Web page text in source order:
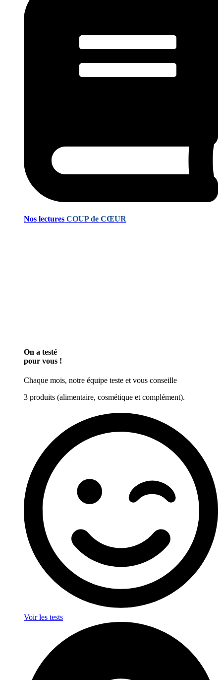
Nos lectures COUP de CŒUR
On a testé
pour vous !
Chaque mois, notre équipe teste et vous conseille
3 produits (alimentaire, cosmétique et complément).
Voir les tests